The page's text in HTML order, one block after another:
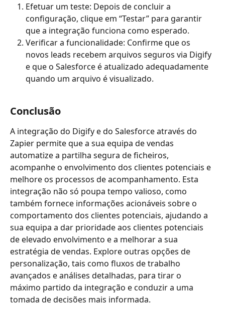
Efetuar um teste: Depois de concluir a
configuração, clique em “Testar” para garantir
que a integração funciona como esperado.
Verificar a funcionalidade: Confirme que os
novos leads recebem arquivos seguros via Digify
e que o Salesforce é atualizado adequadamente
quando um arquivo é visualizado.
Conclusão
A integração do Digify e do Salesforce através do
Zapier permite que a sua equipa de vendas
automatize a partilha segura de ficheiros,
acompanhe o envolvimento dos clientes potenciais e
melhore os processos de acompanhamento. Esta
integração não só poupa tempo valioso, como
também fornece informações acionáveis sobre o
comportamento dos clientes potenciais, ajudando a
sua equipa a dar prioridade aos clientes potenciais
de elevado envolvimento e a melhorar a sua
estratégia de vendas. Explore outras opções de
personalização, tais como fluxos de trabalho
avançados e análises detalhadas, para tirar o
máximo partido da integração e conduzir a uma
tomada de decisões mais informada.